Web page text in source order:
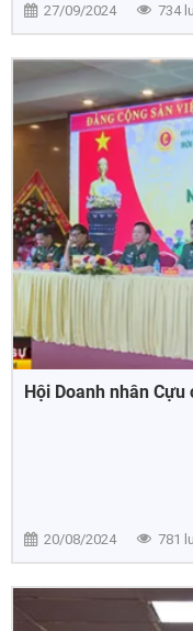
27/09/2024 734
Hội Doanh nhân
20/08/2024 781